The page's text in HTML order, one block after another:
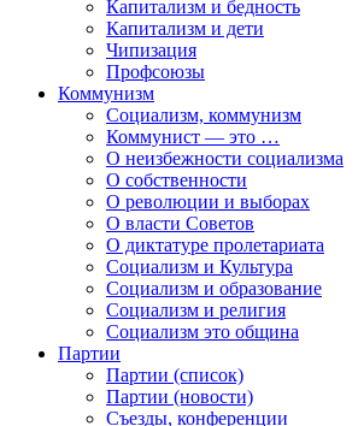
Капитализм и бедность
Капитализм и дети
Чипизация
Профсоюзы
Коммунизм
Социализм, коммунизм
Коммунист — это …
О неизбежности социализма
О собственности
О революции и выборах
О власти Советов
О диктатуре пролетариата
Социализм и Культура
Социализм и образование
Социализм и религия
Социализм это община
Партии
Партии (список)
Партии (новости)
Съезды, конференции